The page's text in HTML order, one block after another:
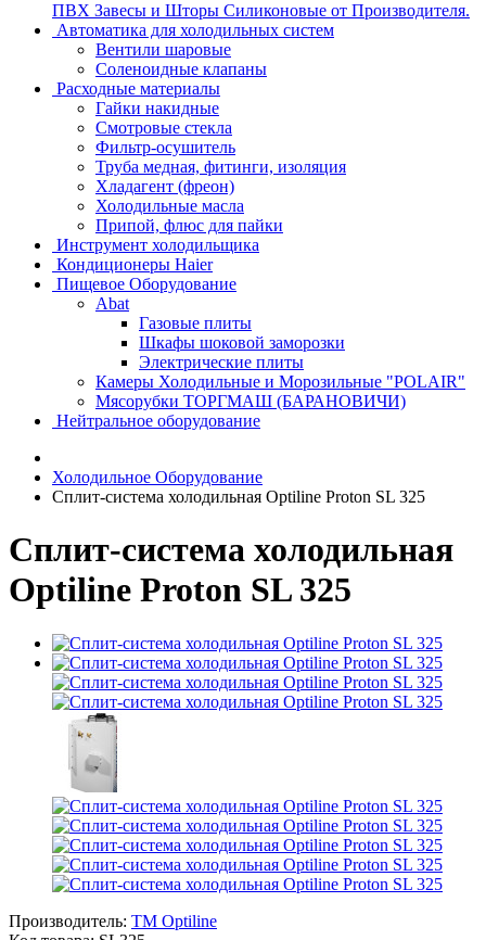
ПВХ Завесы и Шторы Силиконовые от Производителя.
Автоматика для холодильных систем
Вентили шаровые
Соленоидные клапаны
Расходные материалы
Гайки накидные
Смотровые стекла
Фильтр-осушитель
Труба медная, фитинги, изоляция
Хладагент (фреон)
Холодильные масла
Припой, флюс для пайки
Инструмент холодильщика
Кондиционеры Haier
Пищевое Оборудование
Abat
Газовые плиты
Шкафы шоковой заморозки
Электрические плиты
Камеры Холодильные и Морозильные "POLAIR"
Мясорубки ТОРГМАШ (БАРАНОВИЧИ)
Нейтральное оборудование
Холодильное Оборудование
Сплит-система холодильная Optiline Proton SL 325
Сплит-система холодильная
Optiline Proton SL 325
Производитель: TM Optiline